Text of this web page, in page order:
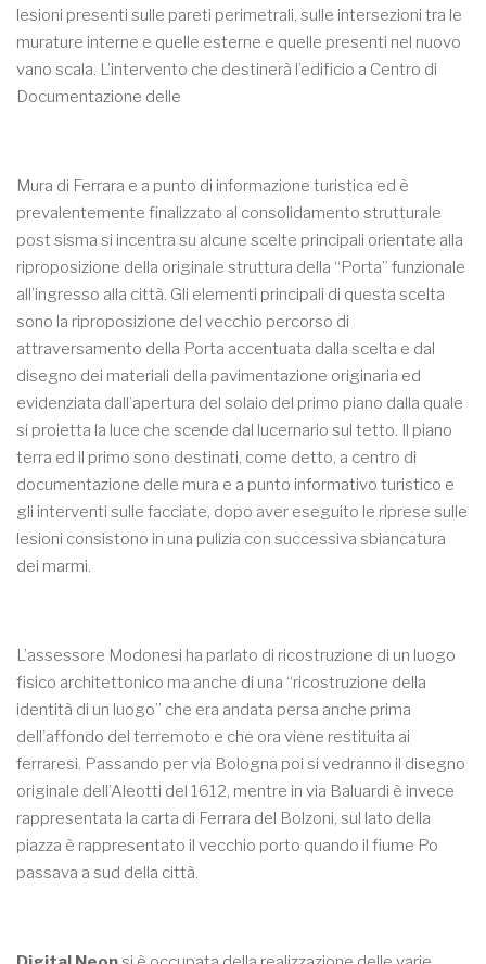
lesioni presenti sulle pareti perimetrali, sulle intersezioni tra le
murature interne e quelle esterne e quelle presenti nel nuovo
vano scala. L’intervento che destinerà l’edificio a Centro di
Documentazione delle
Mura di Ferrara e a punto di informazione turistica ed è
prevalentemente finalizzato al consolidamento strutturale
post sisma si incentra su alcune scelte principali orientate alla
riproposizione della originale struttura della “Porta” funzionale
all’ingresso alla città. Gli elementi principali di questa scelta
sono la riproposizione del vecchio percorso di
attraversamento della Porta accentuata dalla scelta e dal
disegno dei materiali della pavimentazione originaria ed
evidenziata dall’apertura del solaio del primo piano dalla quale
si proietta la luce che scende dal lucernario sul tetto. Il piano
terra ed il primo sono destinati, come detto, a centro di
documentazione delle mura e a punto informativo turistico e
gli interventi sulle facciate, dopo aver eseguito le riprese sulle
lesioni consistono in una pulizia con successiva sbiancatura
dei marmi.
L’assessore Modonesi ha parlato di ricostruzione di un luogo
fisico architettonico ma anche di una “ricostruzione della
identità di un luogo” che era andata persa anche prima
dell’affondo del terremoto e che ora viene restituita ai
ferraresi. Passando per via Bologna poi si vedranno il disegno
originale dell’Aleotti del 1612, mentre in via Baluardi è invece
rappresentata la carta di Ferrara del Bolzoni, sul lato della
piazza è rappresentato il vecchio porto quando il fiume Po
passava a sud della città.